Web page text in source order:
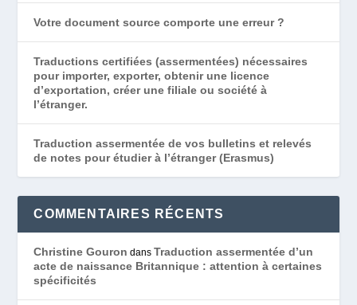
Votre document source comporte une erreur ?
Traductions certifiées (assermentées) nécessaires
pour importer, exporter, obtenir une licence
d’exportation, créer une filiale ou société à
l’étranger.
Traduction assermentée de vos bulletins et relevés
de notes pour étudier à l’étranger (Erasmus)
COMMENTAIRES RÉCENTS
Christine Gouron dansTraduction assermentée d’un
acte de naissance Britannique : attention à certaines
spécificités